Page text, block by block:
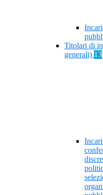
Titolari di
generali) 13